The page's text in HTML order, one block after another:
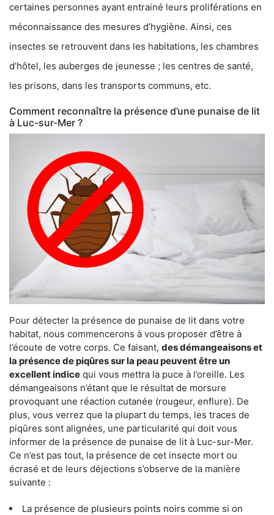
certaines personnes ayant entrainé leurs proliférations en
méconnaissance des mesures d’hygiène. Ainsi, ces
insectes se retrouvent dans les habitations, les chambres
d’hôtel, les auberges de jeunesse ; les centres de santé,
les prisons, dans les transports communs, etc.
Comment reconnaître la présence d’une punaise de lit
à Luc-sur-Mer ?
Pour détecter la présence de punaise de lit dans votre
habitat, nous commencerons à vous proposer d’être à
l’écoute de votre corps. Ce faisant, des démangeaisons et
la présence de piqûres sur la peau peuvent être un
excellent indice qui vous mettra la puce à l’oreille. Les
démangeaisons n’étant que le résultat de morsure
provoquant une réaction cutanée (rougeur, enflure). De
plus, vous verrez que la plupart du temps, les traces de
piqûres sont alignées, une particularité qui doit vous
informer de la présence de punaise de lit à Luc-sur-Mer.
Ce n’est pas tout, la présence de cet insecte mort ou
écrasé et de leurs déjections s’observe de la manière
suivante :
La présence de plusieurs points noirs comme si on